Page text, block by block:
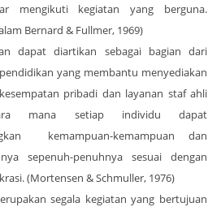
mengikuti kegiatan yang berguna.
Bernard & Fullmer, 1969)
dapat diartikan sebagai bagian dari
yang membantu menyediakan
pribadi dan layanan staf ahli
mana setiap individu dapat
kemampuan-kemampuan dan
sepenuh-penuhnya sesuai dengan
(Mortensen & Schmuller, 1976)
segala kegiatan yang bertujuan